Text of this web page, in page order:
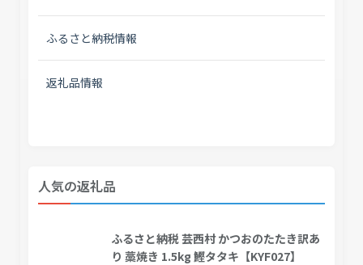
ふるさと納税情報
返礼品情報
人気の返礼品
ふるさと納税 芸西村 かつおのたたき訳あ
り 藁焼き 1.5kg 鰹タタキ【KYF027】